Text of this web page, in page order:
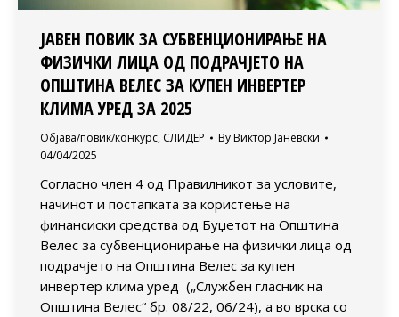
ЈАВЕН ПОВИК ЗА СУБВЕНЦИОНИРАЊЕ НА
ФИЗИЧКИ ЛИЦА ОД ПОДРАЧЈЕТО НА
ОПШТИНА ВЕЛЕС ЗА КУПЕН ИНВЕРТЕР
КЛИМА УРЕД ЗА 2025
Објава/повик/конкурс, СЛИДЕР By Виктор Јаневски
04/04/2025
Согласно член 4 од Правилникот за условите,
начинот и постапката за користење на
финансиски средства од Буџетот на Oпштина
Велес за субвенционирање на физички лица од
подрачјето на Општина Велес за купен
инвертер клима уред („Службен гласник на
Општина Велес“ бр. 08/22, 06/24), а во врска со